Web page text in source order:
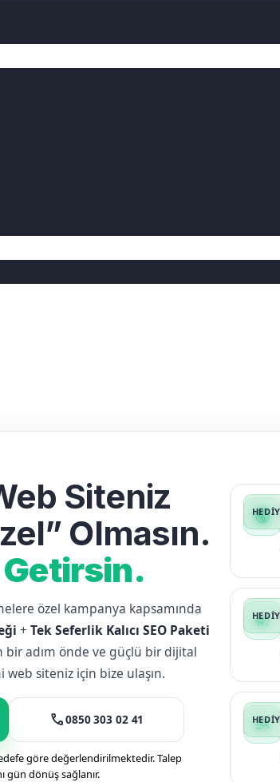
Siteniz
Olmasın.
özel kampanya kapsamında
+Tek Seferlik Kalıcı SEO Paketi
bir adım önde ve güçlü bir dijital
web siteniz için bize ulaşın.
call0850 303 02 41
göre değerlendirilmektedir. Talep
gün dönüş sağlanır.
public
campaign
manage_search